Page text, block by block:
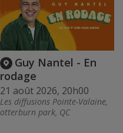
Guy Nantel - En
rodage
21 août 2026, 20h00
Les diffusions Pointe-Valaine,
otterburn park, QC